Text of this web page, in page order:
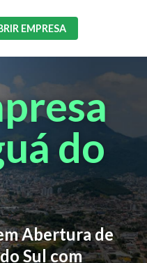
EMPRESA
do
Abertura de
Sul com